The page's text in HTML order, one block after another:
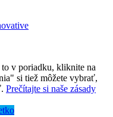
v poriadku, kliknite na
si tiež môžete vybrať,
Prečítajte si naše zásady